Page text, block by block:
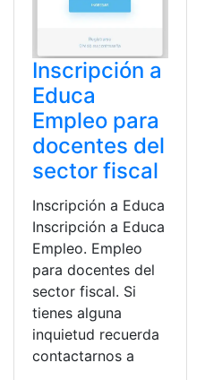
Inscripción a
Educa
Empleo para
docentes del
sector fiscal
Inscripción a Educa
Inscripción a Educa
Empleo. Empleo
para docentes del
sector fiscal. Si
tienes alguna
inquietud recuerda
contactarnos a